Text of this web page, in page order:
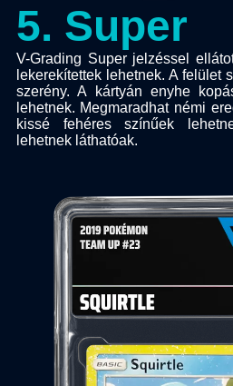
5. Super
V-Grading Super jelzéssel
lekerekítettek lehetnek. A felület
szerény. A kártyán enyhe
lehetnek. Megmaradhat némi
kissé fehéres színűek
lehetnek láthatóak.